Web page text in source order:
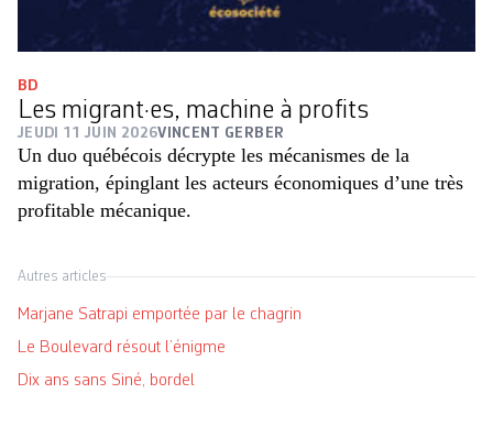
BD
Les migrant·es, machine à profits
JEUDI 11 JUIN 2026VINCENT GERBER
Un duo québécois décrypte les ­mécanismes de la
migration, épinglant les acteurs économiques d’une très
profitable mécanique.
Autres articles
Marjane Satrapi emportée par le chagrin
Le Boulevard résout l’énigme
Dix ans sans Siné, bordel